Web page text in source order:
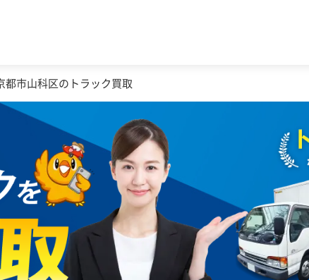
都市山科区のトラック買取